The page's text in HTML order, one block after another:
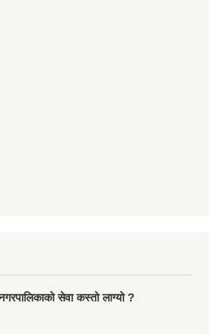
सेवा कस्तो लाग्यो ?